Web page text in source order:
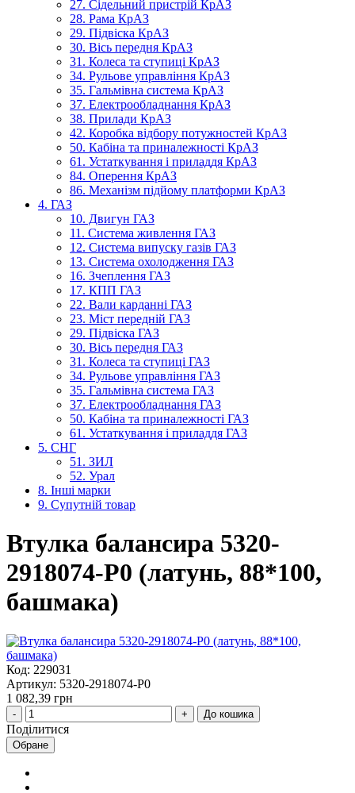
27. Сідельний пристрій КрАЗ
28. Рама КрАЗ
29. Підвіска КрАЗ
30. Вісь передня КрАЗ
31. Колеса та ступиці КрАЗ
34. Рульове управління КрАЗ
35. Гальмівна система КрАЗ
37. Електрообладнання КрАЗ
38. Прилади КрАЗ
42. Коробка відбору потужностей КрАЗ
50. Кабіна та приналежності КрАЗ
61. Устаткування і приладдя КрАЗ
84. Оперення КрАЗ
86. Механізм підйому платформи КрАЗ
4. ГАЗ
10. Двигун ГАЗ
11. Система живлення ГАЗ
12. Система випуску газів ГАЗ
13. Система охолодження ГАЗ
16. Зчеплення ГАЗ
17. КПП ГАЗ
22. Вали карданні ГАЗ
23. Міст передній ГАЗ
29. Підвіска ГАЗ
30. Вісь передня ГАЗ
31. Колеса та ступиці ГАЗ
34. Рульове управління ГАЗ
35. Гальмівна система ГАЗ
37. Електрообладнання ГАЗ
50. Кабіна та приналежності ГАЗ
61. Устаткування і приладдя ГАЗ
5. СНГ
51. ЗИЛ
52. Урал
8. Інші марки
9. Супутній товар
Втулка балансира 5320-
2918074-Р0 (латунь, 88*100,
башмака)
Код: 229031
Артикул: 5320-2918074-Р0
1 082,39 грн
До кошика
Поділитися
Обране